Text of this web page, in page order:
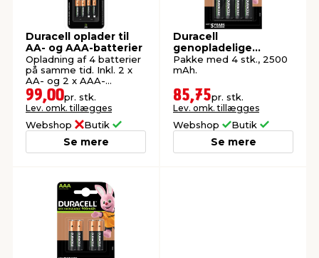
& ukrudt
& syltning
Duracell oplader til
AA- og AAA-batterier
Opladning af 4 batterier
på samme tid. Inkl. 2 x
AA- og 2 x AAA-
batterier.
99,00pr. stk.
Lev. omk. tillægges
Webshop Butik
Se mere
Duracell
genopladelige
batterier AA 4-pk.
Pakke med 4 stk., 2500
mAh.
85,75pr. stk.
Lev. omk. tillægges
Webshop Butik
Se mere